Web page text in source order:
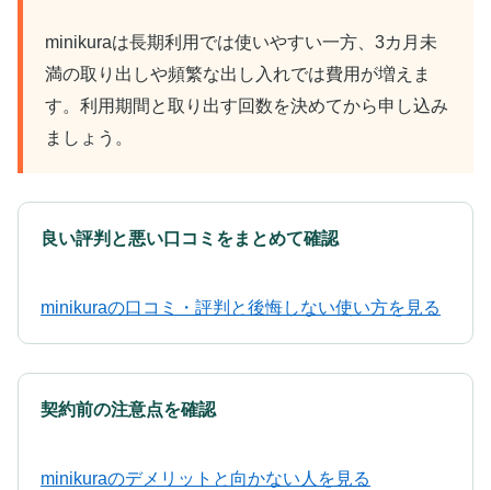
minikuraは長期利用では使いやすい一方、3カ月未
満の取り出しや頻繁な出し入れでは費用が増えま
す。利用期間と取り出す回数を決めてから申し込み
ましょう。
良い評判と悪い口コミをまとめて確認
minikuraの口コミ・評判と後悔しない使い方を見る
契約前の注意点を確認
minikuraのデメリットと向かない人を見る